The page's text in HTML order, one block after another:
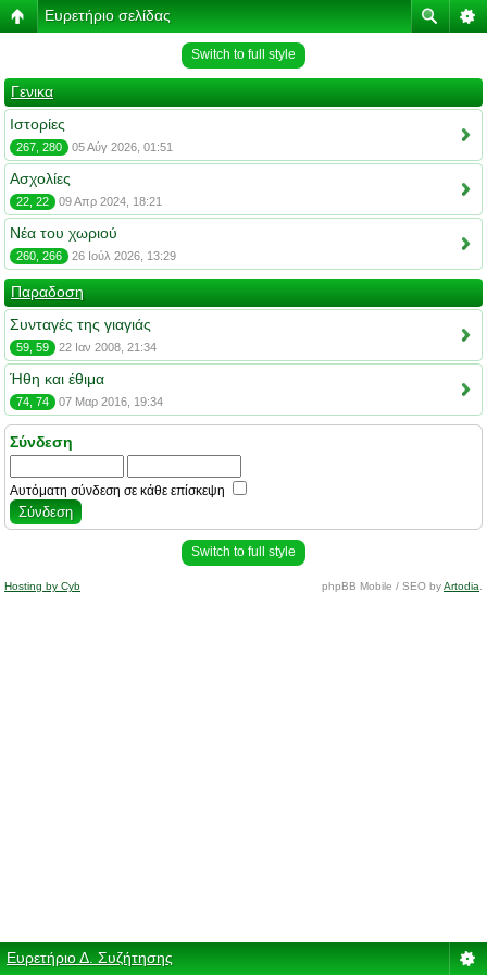
Ευρετήριο σελίδας
Switch to full style
Γενικα
Ιστορίες
267, 280 05 Αύγ 2026, 01:51
Ασχολίες
22, 22 09 Απρ 2024, 18:21
Νέα του χωριού
260, 266 26 Ιούλ 2026, 13:29
Παραδοση
Συνταγές της γιαγιάς
59, 59 22 Ιαν 2008, 21:34
Ήθη και έθιμα
74, 74 07 Μαρ 2016, 19:34
Σύνδεση
Αυτόματη σύνδεση σε κάθε επίσκεψη
Switch to full style
Hosting by Cyb phpBB Mobile / SEO byArtodia
Ευρετήριο Δ. Συζήτησης